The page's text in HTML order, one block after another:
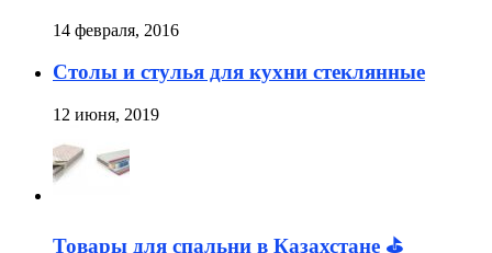
14 февраля, 2016
Столы и стулья для кухни стеклянные
12 июня, 2019
Товары для спальни в Казахстане ⛳